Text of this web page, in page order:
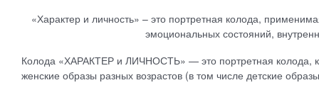
«Характер и личность» – это портретная колода,
эмоциональных состояний,
Колода «ХАРАКТЕР и ЛИЧНОСТЬ» — это портретная колода,
женские образы разных возрастов (в том числе детские